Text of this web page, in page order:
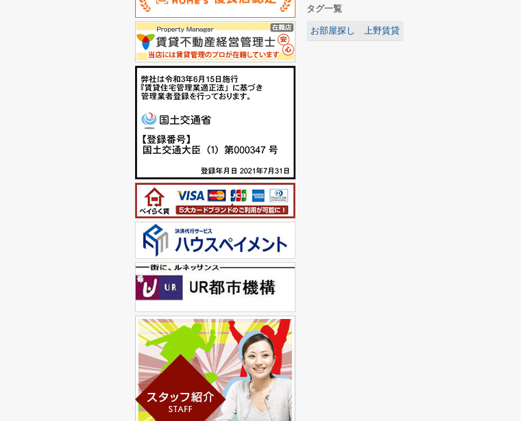
タグ一覧
お部屋探し 上野賃貸